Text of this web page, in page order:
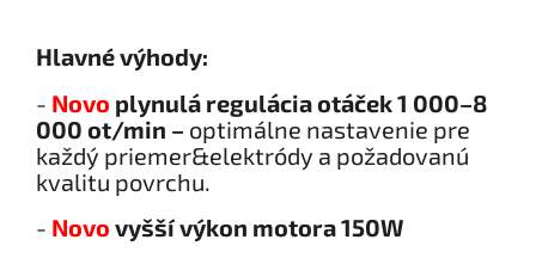
Hlavné výhody:
- Novo plynulá regulácia otáček1 000–8
000 ot/min – optimálne nastavenie pre
každý priemer&elektródy a požadovanú
kvalitu povrchu.
- Novo vyšší výkon motora 150W